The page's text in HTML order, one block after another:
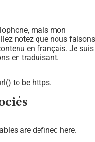
mais mon
notez que nous faisons
en français. Je suis
en traduisant.
to be https.
are defined here.